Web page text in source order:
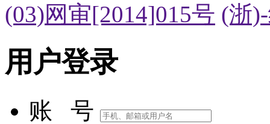
(03)网审[2014]015号 (浙
用户登录
账 号